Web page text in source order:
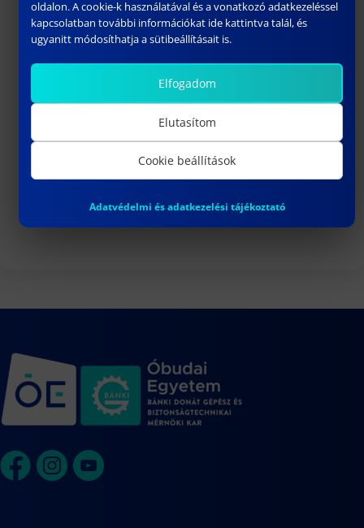
AUG
26 BÁNKI GÓLYATALI 2026
1
szeptember 01
Welcome Fesztivál
Bánki Gólyatábor – 2026
SZEPT 10:15-13:00
DR. VARGA PÉTER JÁNOS egyetemi
docens habilitációs eljárása
Naptár megtekintése
oldalon. A cookie-k használatával és a vonatkozó adatkezeléssel
kapcsolatban további információkat ide kattintva talál, és
ugyanitt módosíthatja a sütibeállításait is.
Elfogadom
Elutasítom
Cookie beállítások
Adatvédelmi és adatkezelési tájékoztató